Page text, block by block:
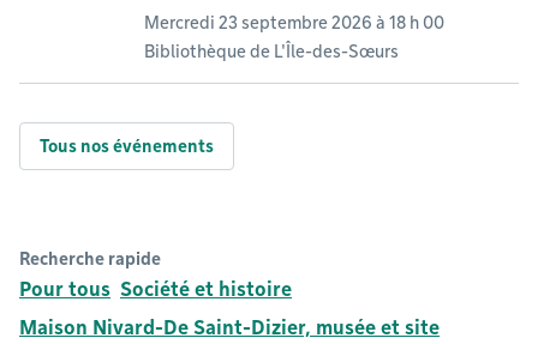
Mercredi 23 septembre 2026 à 18 h 00
Bibliothèque de L'Île-des-Sœurs
Tous nos événements
Recherche rapide
Pour tous Société et histoire
Maison Nivard-De Saint-Dizier, musée et site